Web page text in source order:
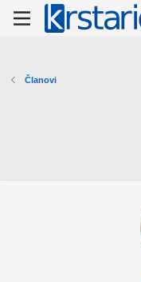
Članovi